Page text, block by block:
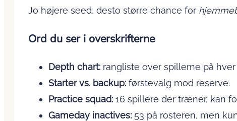
Jo højere seed, desto større chance for
Ord du ser i overskrifterne
Depth chart: rangliste over spillerne på
Starter vs. backup: førstevalg mod reserve.
Practice squad: 16 spillere der træner, kan
Gameday inactives: 53 på rosteren, men